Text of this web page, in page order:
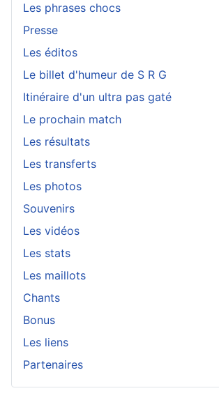
Les phrases chocs
Presse
Les éditos
Le billet d'humeur de S R G
Itinéraire d'un ultra pas gaté
Le prochain match
Les résultats
Les transferts
Les photos
Souvenirs
Les vidéos
Les stats
Les maillots
Chants
Bonus
Les liens
Partenaires